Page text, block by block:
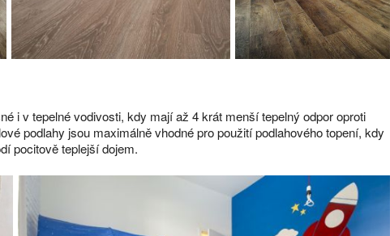
i v tepelné vodivosti, kdy mají až 4 krát menší tepelný odpor oproti
podlahy jsou maximálně vhodné pro použití podlahového topení, kdy
pocitově teplejší dojem.